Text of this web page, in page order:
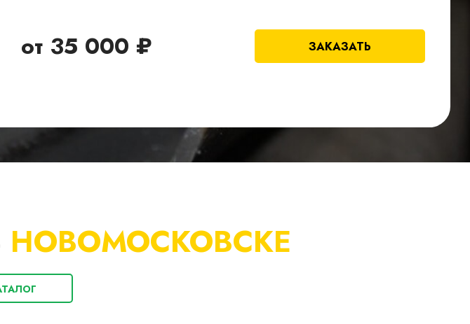
от 35 000 ₽ ЗАКАЗАТЬ
НОВОМОСКОВСКЕ